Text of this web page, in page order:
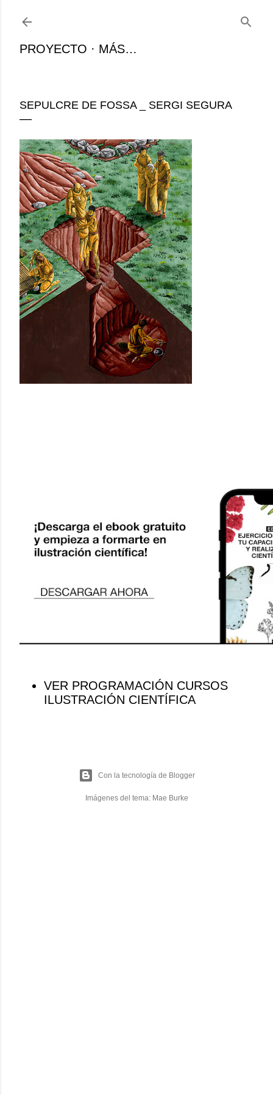
Ir al contenido principal
PROYECTO MÁS…
SEPULCRE DE FOSSA _ SERGI SEGURA
VER PROGRAMACIÓN CURSOS
ILUSTRACIÓN CIENTÍFICA
Con la tecnología de Blogger
Imágenes del tema: Mae Burke